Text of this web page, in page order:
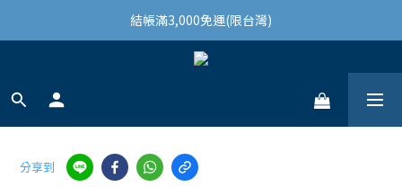
結帳滿3,000免運(限台灣)
結帳滿3,000免運(限台灣)
註冊會員領100購物金
分享到